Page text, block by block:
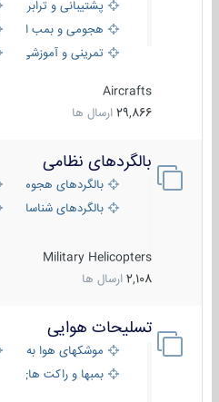
پشتیبانی و ترابری
هجومی و بمب افکن
تمرینی و آموزشی
Aircrafts
29,866 ارسال ها
بالگردهای نظامی
بالگردهای هجومی
بالگردهای شناسایی
Military Helicopters
2,108 ارسال ها
تسلیحات هوایی
موشکهای هوا به هوا
بمبها و راکت های هوایی